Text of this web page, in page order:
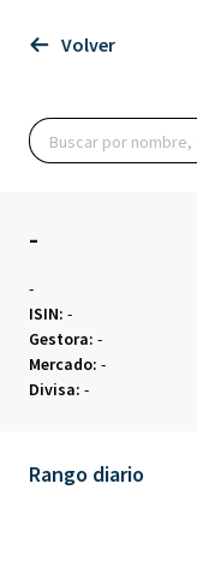
Volver
-
-
ISIN: -
Gestora: -
Mercado: -
Divisa: -
Rango diario